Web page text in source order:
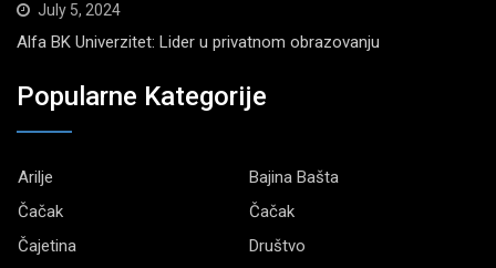
July 5, 2024
Alfa BK Univerzitet: Lider u privatnom obrazovanju
Popularne Kategorije
Arilje
Bajina Bašta
Čačak
Čačak
Čajetina
Društvo